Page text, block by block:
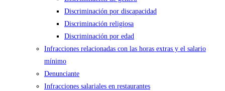
Discriminación por discapacidad
Discriminación religiosa
Discriminación por edad
Infracciones relacionadas con las horas extras y el salario
mínimo
Denunciante
Infracciones salariales en restaurantes